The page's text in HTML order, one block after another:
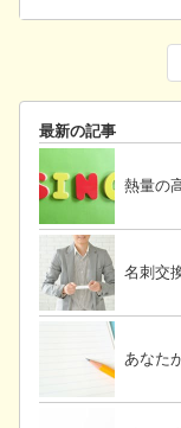
最新の記事
熱量の
名刺交
あなた